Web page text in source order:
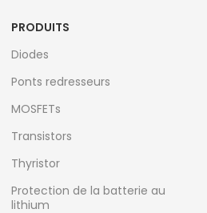
PRODUITS
Diodes
Ponts redresseurs
MOSFETs
Transistors
Thyristor
Protection de la batterie au
lithium